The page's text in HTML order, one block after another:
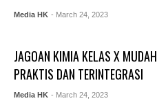
Media HK - March 24, 2023
JAGOAN KIMIA KELAS X MUDAH
PRAKTIS DAN TERINTEGRASI
Media HK - March 24, 2023